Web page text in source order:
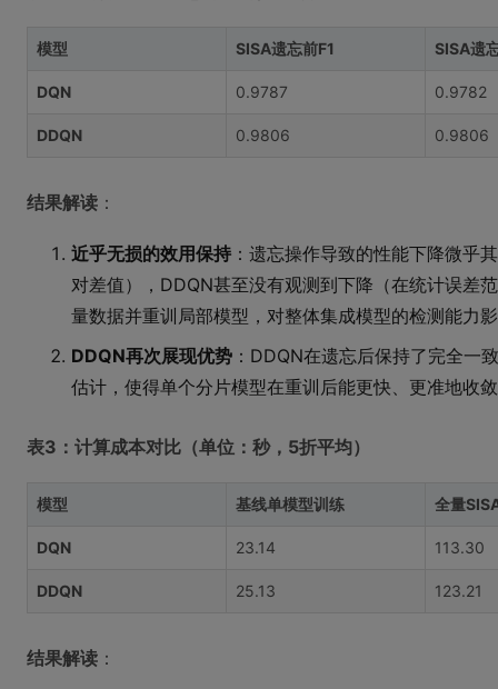
模型 SISA遗忘前F1 SISA遗
DQN 0.9787 0.9782
DDQN 0.9806 0.9806
结果解读 ：
近乎无损的效用保持 ：遗忘操作导致的性能下降微乎
对差值），DDQN甚至没有观测到下降（在统计误差
量数据并重训局部模型，对整体集成模型的检测能力
DDQN再次展现优势 ：DDQN在遗忘后保持了完全一
估计，使得单个分片模型在重训后能更快、更准地收
表3：计算成本对比（单位：秒，5折平均）
模型 基线单模型训练 全量
DQN 23.14 113.30
DDQN 25.13 123.21
结果解读 ：